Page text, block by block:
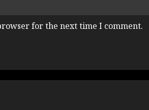
for the next time I comment.